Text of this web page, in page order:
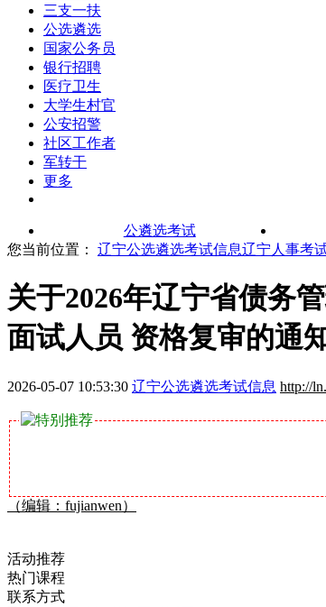
三支一扶
公选遴选
国家公务员
银行招聘
医疗卫生
大学生村官
公安招警
社区工作者
军转干
更多
公遴选考试
您当前位置： 辽宁公选遴选考试信息辽宁人事考
关于2026年辽宁省债务
面试人员 资格复审的通
2026-05-07 10:53:30 辽宁公选遴选考试信息 http://
（编辑：fujianwen）
活动推荐
热门课程
联系方式